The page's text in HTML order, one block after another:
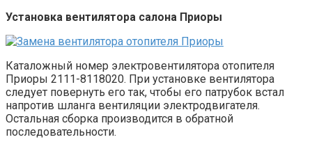
Установка вентилятора салона Приоры
Каталожный номер электровентилятора отопителя
Приоры 2111-8118020. При установке вентилятора
следует повернуть его так, чтобы его патрубок встал
напротив шланга вентиляции электродвигателя.
Остальная сборка производится в обратной
последовательности.